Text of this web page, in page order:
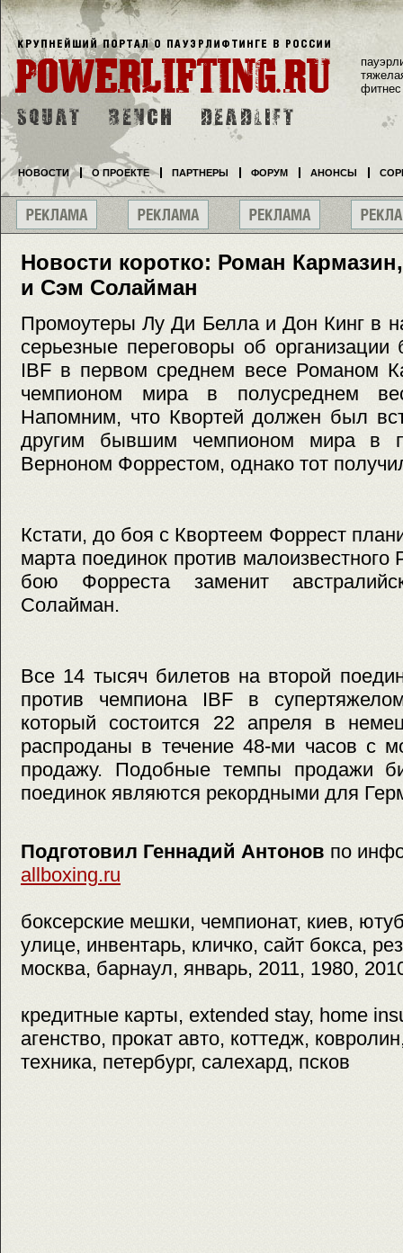
Новости коротко: Роман
и Сэм Солайман
Промоутеры Лу Ди Белла и Дон Кинг в
серьезные переговоры об
IBF в первом среднем весе Романом
чемпионом мира в полусреднем
Напомним, что Квортей должен был
другим бывшим чемпионом мира в
Верноном Форрестом, однако тот
Кстати, до боя с Квортеем Форрест
марта поединок против
бою Форреста заменит
Солайман.
Все 14 тысяч билетов на второй
против чемпиона IBF в
который состоится 22 апреля в
распроданы в течение 48-ми часов с
продажу. Подобные темпы продажи
поединок являются рекордными для
Подготовил Геннадий Антонов по
allboxing.ru
боксерские мешки, чемпионат, киев,
улице, инвентарь, кличко, сайт бокса,
москва, барнаул, январь, 2011, 1980,
кредитные карты, extended stay, home
агенство, прокат авто, коттедж,
техника, петербург, салехард, псков
фитнес
НОВОСТИ О ПРОЕКТЕ ПАРТНЕРЫ ФОРУМ АНОНСЫ